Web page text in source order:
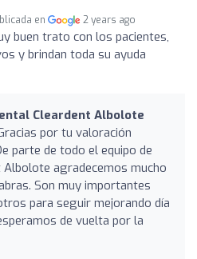
en 2 years ago
buen trato con los pacientes,
y brindan toda su ayuda
Cleardent Albolote
por tu valoración
parte de todo el equipo de
Albolote agradecemos mucho
Son muy importantes
para seguir mejorando día
de vuelta por la